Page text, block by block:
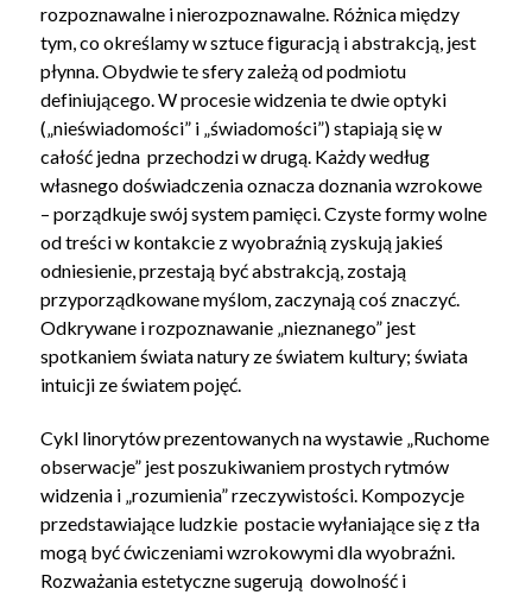
rozpoznawalne i nierozpoznawalne. Różnica między
tym, co określamy w sztuce figuracją i abstrakcją, jest
płynna. Obydwie te sfery zależą od podmiotu
definiującego. W procesie widzenia te dwie optyki
(„nieświadomości” i „świadomości”) stapiają się w
całość jedna przechodzi w drugą. Każdy według
własnego doświadczenia oznacza doznania wzrokowe
– porządkuje swój system pamięci. Czyste formy wolne
od treści w kontakcie z wyobraźnią zyskują jakieś
odniesienie, przestają być abstrakcją, zostają
przyporządkowane myślom, zaczynają coś znaczyć.
Odkrywane i rozpoznawanie „nieznanego” jest
spotkaniem świata natury ze światem kultury; świata
intuicji ze światem pojęć.
Cykl linorytów prezentowanych na wystawie „Ruchome
obserwacje” jest poszukiwaniem prostych rytmów
widzenia i „rozumienia” rzeczywistości. Kompozycje
przedstawiające ludzkie postacie wyłaniające się z tła
mogą być ćwiczeniami wzrokowymi dla wyobraźni.
Rozważania estetyczne sugerują dowolność i